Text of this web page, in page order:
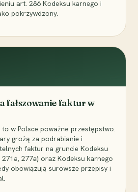
art. 286 Kodeksu karnego i
pokrzywdzony.
fałszowanie faktur w
to w Polsce poważne przestępstwo.
grożą za podrabianie i
faktur na gruncie Kodeksu
277a) oraz Kodeksu karnego
obowiązują surowsze przepisy i